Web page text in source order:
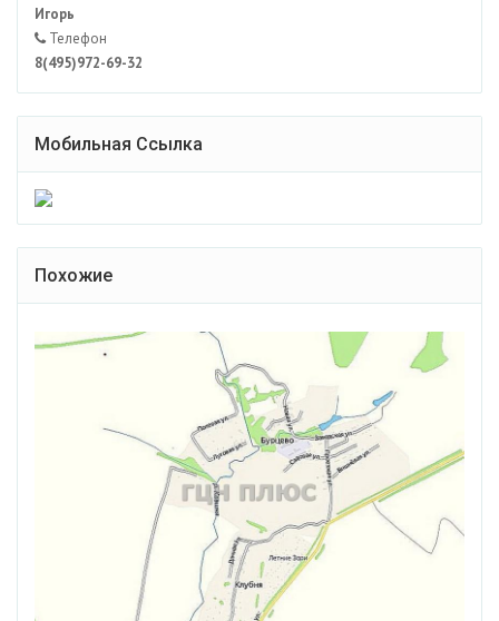
Игорь
Телефон
8(495)972-69-32
Мобильная Ссылка
Похожие